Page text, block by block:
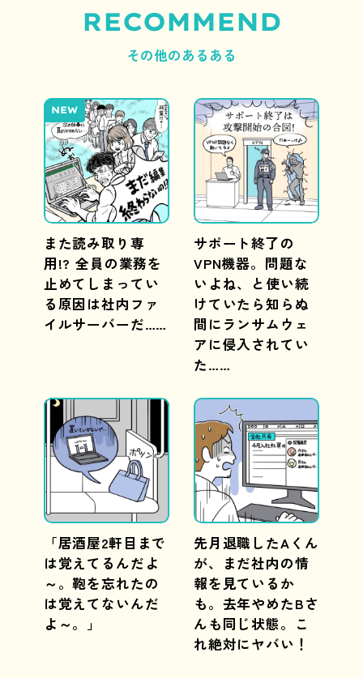
RECOMMEND
その他のあるある
NEW
また読み取り専
用!? 全員の業務を
止めてしまってい
る原因は社内ファ
イルサーバーだ……
サポート終了の
VPN機器。問題な
いよね、と使い続
けていたら知らぬ
間にランサムウェ
アに侵入されてい
た……
「居酒屋2軒目まで
は覚えてるんだよ
～。鞄を忘れたの
は覚えてないんだ
よ～。」
先月退職したAくん
が、まだ社内の情
報を見ているか
も。去年やめたBさ
んも同じ状態。こ
れ絶対にヤバい！